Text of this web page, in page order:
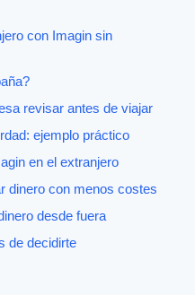
con Imagin sin
revisar antes de viajar
ejemplo práctico
en el extranjero
dinero con menos costes
desde fuera
de decidirte